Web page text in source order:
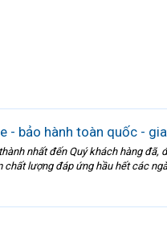
- bảo hành toàn quốc -
nhất đến Quý khách hàng
lượng đáp ứng hầu hết các